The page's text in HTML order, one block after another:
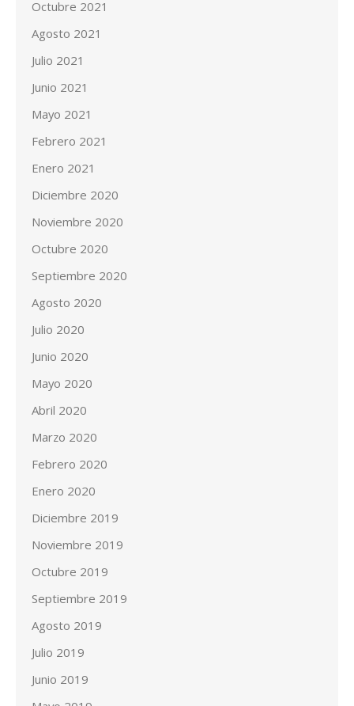
Octubre 2021
Agosto 2021
Julio 2021
Junio 2021
Mayo 2021
Febrero 2021
Enero 2021
Diciembre 2020
Noviembre 2020
Octubre 2020
Septiembre 2020
Agosto 2020
Julio 2020
Junio 2020
Mayo 2020
Abril 2020
Marzo 2020
Febrero 2020
Enero 2020
Diciembre 2019
Noviembre 2019
Octubre 2019
Septiembre 2019
Agosto 2019
Julio 2019
Junio 2019